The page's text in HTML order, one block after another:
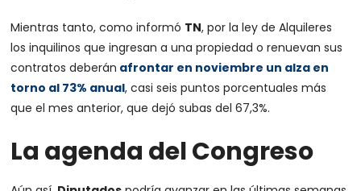
Mientras tanto, como informó TN, por la ley de Alquileres
los inquilinos que ingresan a una propiedad o renuevan sus
contratos deberán afrontar en noviembre un alza en
torno al 73% anual, casi seis puntos porcentuales más
que el mes anterior, que dejó subas del 67,3%.
La agenda del Congreso